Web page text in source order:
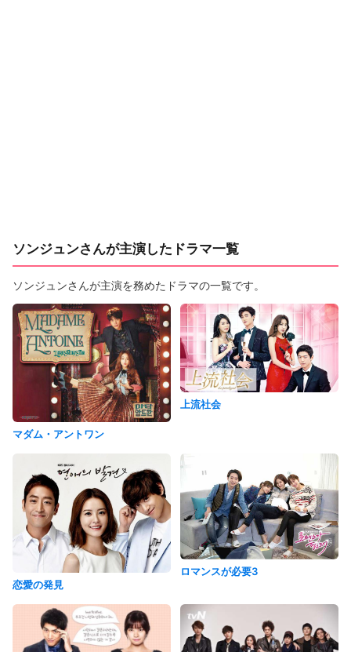
ソンジュンさんが主演したドラマ一覧
ソンジュンさんが主演を務めたドラマの一覧です。
マダム・アントワン
上流社会
恋愛の発見
ロマンスが必要3